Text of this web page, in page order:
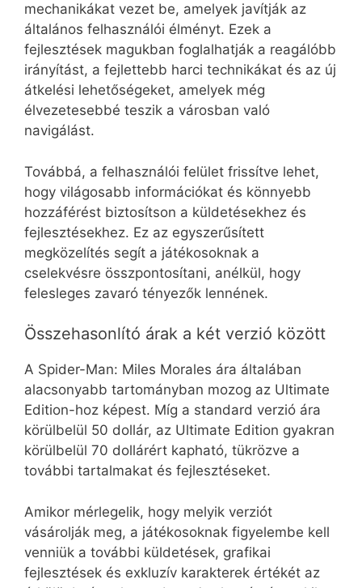
mechanikákat vezet be, amelyek javítják az
általános felhasználói élményt. Ezek a
fejlesztések magukban foglalhatják a reagálóbb
irányítást, a fejlettebb harci technikákat és az új
átkelési lehetőségeket, amelyek még
élvezetesebbé teszik a városban való
navigálást.
Továbbá, a felhasználói felület frissítve lehet,
hogy világosabb információkat és könnyebb
hozzáférést biztosítson a küldetésekhez és
fejlesztésekhez. Ez az egyszerűsített
megközelítés segít a játékosoknak a
cselekvésre összpontosítani, anélkül, hogy
felesleges zavaró tényezők lennének.
Összehasonlító árak a két verzió között
A Spider-Man: Miles Morales ára általában
alacsonyabb tartományban mozog az Ultimate
Edition-hoz képest. Míg a standard verzió ára
körülbelül 50 dollár, az Ultimate Edition gyakran
körülbelül 70 dollárért kapható, tükrözve a
további tartalmakat és fejlesztéseket.
Amikor mérlegelik, hogy melyik verziót
vásárolják meg, a játékosoknak figyelembe kell
venniük a további küldetések, grafikai
fejlesztések és exkluzív karakterek értékét az